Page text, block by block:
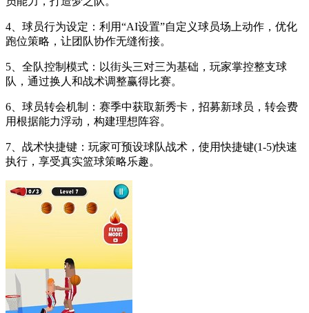
4、球员行为设定：利用“AI设置”自定义球员场上动作，优化
跑位策略，让团队协作无缝衔接。
5、全队控制模式：以街头三对三为基础，玩家掌控整支球
队，通过换人和战术调整赢得比赛。
6、球员转会机制：赛季中获取新秀卡，招募新球员，转会费
用根据能力浮动，构建理想阵容。
7、战术快捷键：玩家可预设球队战术，使用快捷键(1-5)快速
执行，享受真实篮球策略乐趣。